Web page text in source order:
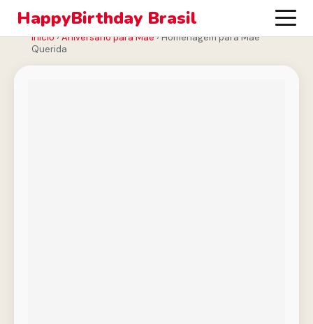
HappyBirthday Brasil
Início›Aniversário para Mãe›Homenagem para Mãe
Querida